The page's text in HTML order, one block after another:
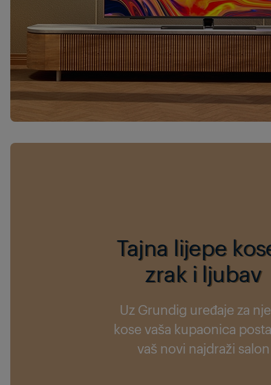
Tajna lijepe
zrak i ljubav
Uz Grundig uređaje za
kose vaša kupaonica
vaš novi najdraži salon